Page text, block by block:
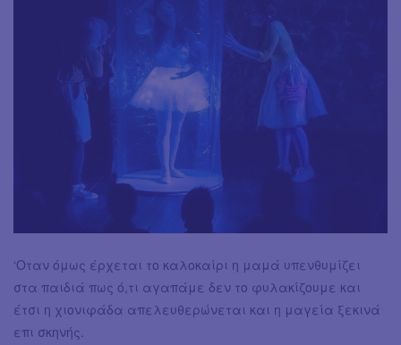
‘Οταν όμως έρχεται το καλοκαίρι η μαμά υπενθυμίζει
στα παιδιά πως ό,τι αγαπάμε δεν το φυλακίζουμε και
έτσι η χιονιφάδα απελευθερώνεται και η μαγεία ξεκινά
επι σκηνής.